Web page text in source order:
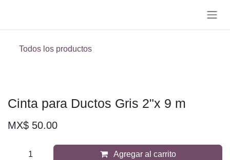
Todos los productos
Cinta para Ductos Gris 2"x 9 m
MX$ 50.00
Agregar al carrito